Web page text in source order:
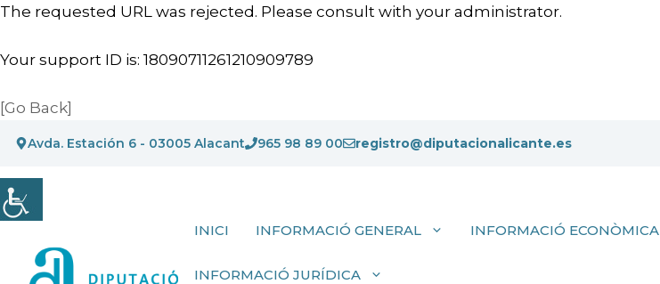
The requested URL was rejected. Please consult with your administrator.
Your support ID is: 18090711261210909789
[Go Back]
contingut
Avda. Estación 6 - 03005 Alacant 965 98 89 00 registro@diputacionalicante.es
INICI INFORMACIÓ GENERAL INFORMACIÓ ECONÒMICA
INFORMACIÓ JURÍDICA